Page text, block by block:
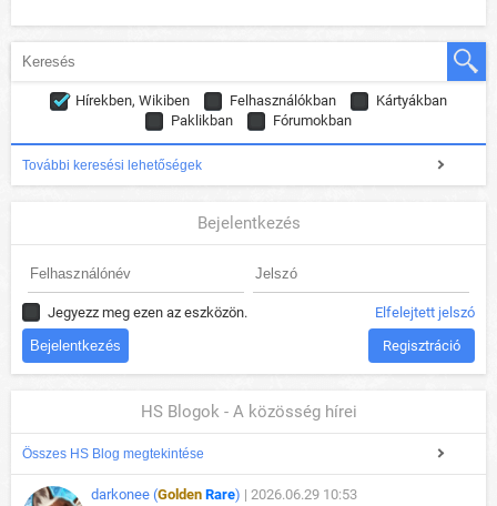
Hírekben, Wikiben Felhasználókban
Kártyákban
Paklikban
Fórumokban
További keresési lehetőségek
Bejelentkezés
Jegyezz meg ezen az eszközön. Elfelejtett jelszó
Regisztráció
HS Blogok - A közösség hírei
Összes HS Blog megtekintése
darkonee (Golden Rare) | 2026.06.29 10:53